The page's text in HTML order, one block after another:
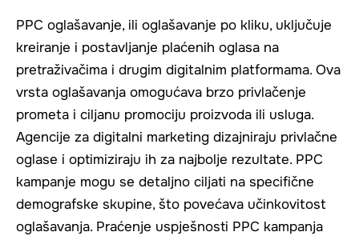
PPC oglašavanje, ili oglašavanje po kliku, uključuje
kreiranje i postavljanje plaćenih oglasa na
pretraživačima i drugim digitalnim platformama. Ova
vrsta oglašavanja omogućava brzo privlačenje
prometa i ciljanu promociju proizvoda ili usluga.
Agencije za digitalni marketing dizajniraju privlačne
oglase i optimiziraju ih za najbolje rezultate. PPC
kampanje mogu se detaljno ciljati na specifične
demografske skupine, što povećava učinkovitost
oglašavanja. Praćenje uspješnosti PPC kampanja